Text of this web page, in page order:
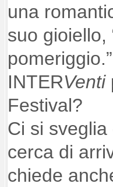
una
suo gioiello,
INTERVenti
Festival?
Ci si sveglia
cerca di
chiede